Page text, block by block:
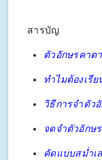
สารบัญ
ตัวอักษรคาต
ทำไมต้องเรี
วิธีการจำตัว
จดจำตัวอักษ
คัดแบบสม่ำเ